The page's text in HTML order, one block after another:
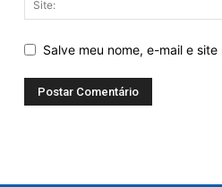
Salve meu nome, e-mail e